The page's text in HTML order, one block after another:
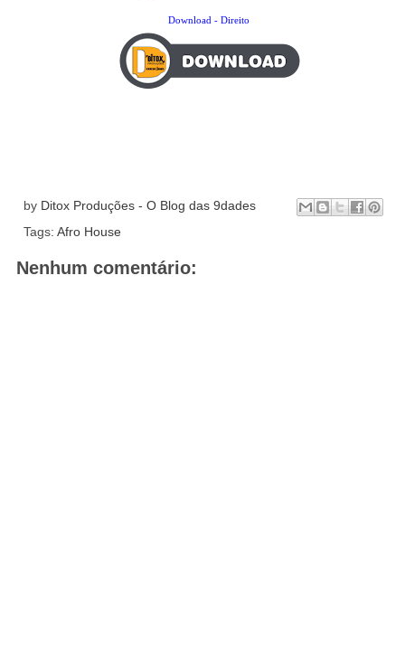
Download - Direito
by Ditox Produções - O Blog das 9dades
Tags: Afro House
Nenhum comentário: